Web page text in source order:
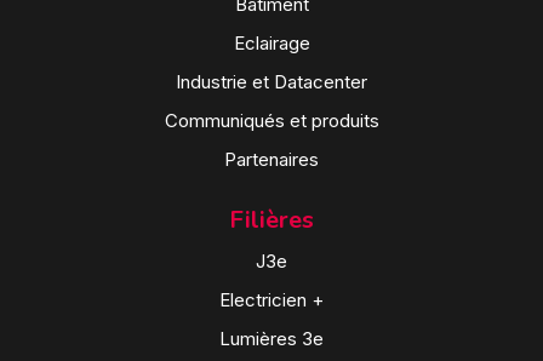
Eclairage
Industrie et Datacenter
Communiqués et produits
Partenaires
Filières
J3e
Electricien +
Lumières 3e